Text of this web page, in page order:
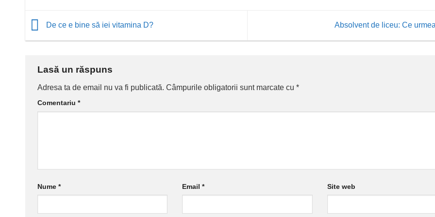
De ce e bine să iei vitamina D? Absolvent de liceu: Ce
Lasă un răspuns
Adresa ta de email nu va fi publicată. Câmpurile obligatorii sunt marcate cu *
Comentariu *
Nume * Email* Site web